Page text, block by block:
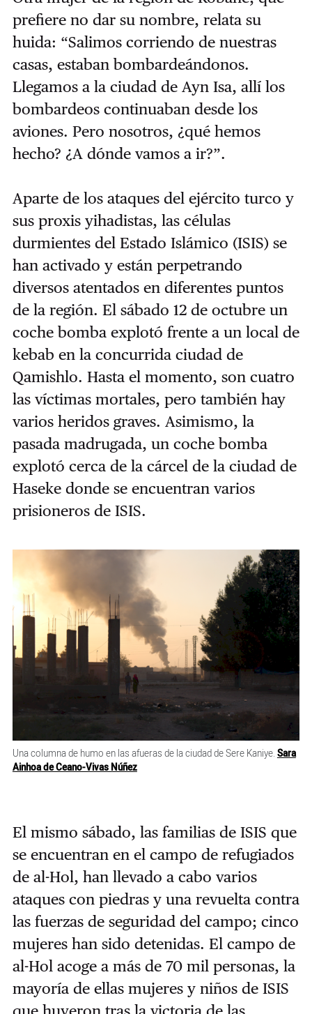
prefiere no dar su nombre, relata su
huida: “Salimos corriendo de nuestras
casas, estaban bombardeándonos.
Llegamos a la ciudad de Ayn Isa, allí los
bombardeos continuaban desde los
aviones. Pero nosotros, ¿qué hemos
hecho? ¿A dónde vamos a ir?”.
Aparte de los ataques del ejército turco y
sus proxis yihadistas, las células
durmientes del Estado Islámico (ISIS) se
han activado y están perpetrando
diversos atentados en diferentes puntos
de la región. El sábado 12 de octubre un
coche bomba explotó frente a un local de
kebab en la concurrida ciudad de
Qamishlo. Hasta el momento, son cuatro
las víctimas mortales, pero también hay
varios heridos graves. Asimismo, la
pasada madrugada, un coche bomba
explotó cerca de la cárcel de la ciudad de
Haseke donde se encuentran varios
prisioneros de ISIS.
Una columna de humo en las afueras de la ciudad de Sere Kaniye. Sara
Ainhoa de Ceano-Vivas Núñez
El mismo sábado, las familias de ISIS que
se encuentran en el campo de refugiados
de al-Hol, han llevado a cabo varios
ataques con piedras y una revuelta contra
las fuerzas de seguridad del campo; cinco
mujeres han sido detenidas. El campo de
al-Hol acoge a más de 70 mil personas, la
mayoría de ellas mujeres y niños de ISIS
que huyeron tras la victoria de las